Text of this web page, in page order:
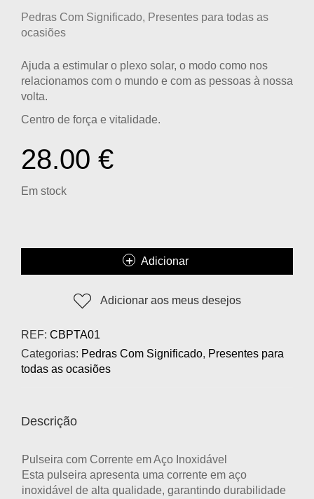
Pedras Com Significado, Presentes para todas as
ocasiões
Ajuda a estimular o plexo solar, o modo como nos
relacionamos com o mundo e com as pessoas à nossa
volta.
Centro de força e vitalidade.
28.00 €
Em stock
Adicionar
Adicionar aos meus desejos
REF: CBPTA01
Categorias: Pedras Com Significado, Presentes para
todas as ocasiões
Descrição
Pulseira com Corrente em Aço Inoxidável
Esta pulseira apresenta uma corrente em aço
inoxidável de alta qualidade, garantindo durabilidade